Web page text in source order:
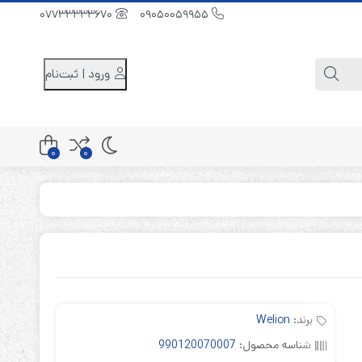
ورود | ثبت‌نام
کابینت باتری 48 ولت
0
0
برند: Welion
شناسه محصول: 990120070007